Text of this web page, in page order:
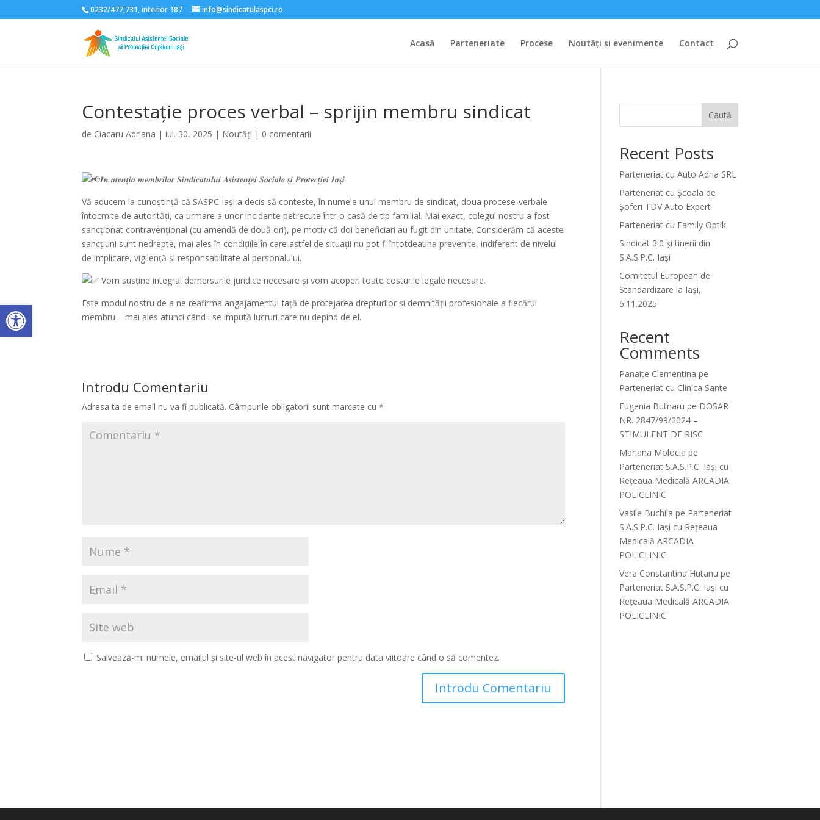
Deschide bara de unelte
0232/477,731, interior 187 info@sindicatulaspci.ro
Acasă Parteneriate Procese Noutăți și evenimente Contact
Contestație proces verbal – sprijin membru sindicat
de Ciacaru Adriana |iul. 30, 2025 | Noutăți | 0 comentarii
𝑰̂𝒏 𝒂𝒕𝒆𝒏𝒕̦𝒊𝒂 𝒎𝒆𝒎𝒃𝒓𝒊𝒍𝒐𝒓 𝑺𝒊𝒏𝒅𝒊𝒄𝒂𝒕𝒖𝒍𝒖𝒊 𝑨𝒔𝒊𝒔𝒕𝒆𝒏𝒕̦𝒆𝒊 𝑺𝒐𝒄𝒊𝒂𝒍𝒆 𝒔̦𝒊 𝑷𝒓𝒐𝒕𝒆𝒄𝒕̦𝒊𝒆𝒊 𝑰𝒂𝒔̦𝒊
Vă aducem la cunoștință că SASPC Iași a decis să conteste, în numele unui membru de sindicat, doua procese-verbale
întocmite de autorități, ca urmare a unor incidente petrecute într-o casă de tip familial. Mai exact, colegul nostru a fost
sancționat contravențional (cu amendă de două ori), pe motiv că doi beneficiari au fugit din unitate. Considerăm că aceste
sancțiuni sunt nedrepte, mai ales în condițiile în care astfel de situații nu pot fi întotdeauna prevenite, indiferent de nivelul
de implicare, vigilență și responsabilitate al personalului.
Vom susține integral demersurile juridice necesare și vom acoperi toate costurile legale necesare.
Este modul nostru de a ne reafirma angajamentul față de protejarea drepturilor și demnității profesionale a fiecărui
membru – mai ales atunci când i se impută lucruri care nu depind de el.
Introdu Comentariu
Adresa ta de email nu va fi publicată. Câmpurile obligatorii sunt marcate cu*
Salvează-mi numele, emailul și site-ul web în acest navigator pentru data viitoare când o să comentez.
Caută
Recent Posts
Parteneriat cu Auto Adria SRL
Parteneriat cu Școala de
Șoferi TDV Auto Expert
Parteneriat cu Family Optik
Sindicat 3.0 și tinerii din
S.A.S.P.C. Iași
Comitetul European de
Standardizare la Iași,
6.11.2025
Recent
Comments
Panaite Clementina pe
Parteneriat cu Clinica Sante
Eugenia Butnaru pe DOSAR
NR. 2847/99/2024 –
STIMULENT DE RISC
Mariana Molocia pe
Parteneriat S.A.S.P.C. Iași cu
Rețeaua Medicală ARCADIA
POLICLINIC
Vasile Buchila pe Parteneriat
S.A.S.P.C. Iași cu Rețeaua
Medicală ARCADIA
POLICLINIC
Vera Constantina Hutanu pe
Parteneriat S.A.S.P.C. Iași cu
Rețeaua Medicală ARCADIA
POLICLINIC